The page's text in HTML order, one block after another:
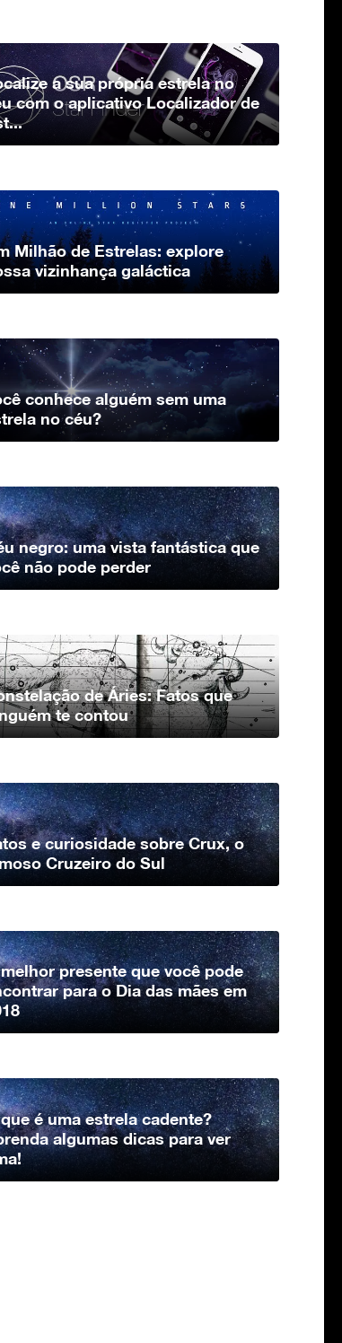
a sua própria estrela no
com o aplicativo Localizador de
Milhão de Estrelas: explore
vizinhança galáctica
conhece alguém sem uma
no céu?
negro: uma vista fantástica que
não pode perder
de Áries: Fatos que
te contou
e curiosidade sobre Crux, o
Cruzeiro do Sul
presente que você pode
para o Dia das mães em
é uma estrela cadente?
algumas dicas para ver